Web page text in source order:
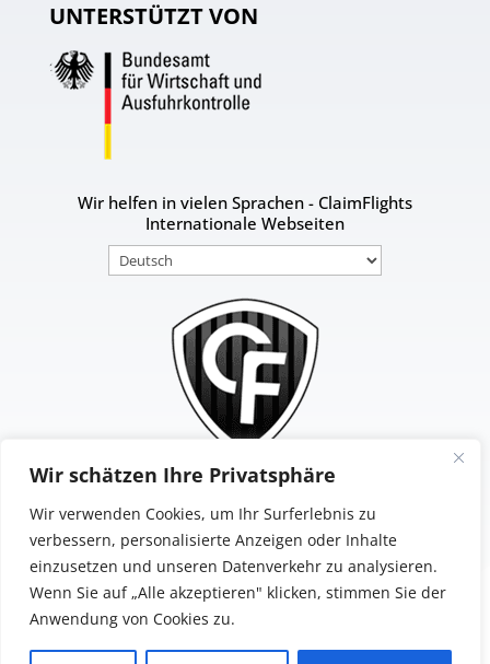
Wir schätzen Ihre Privatsphäre
Wir verwenden Cookies, um Ihr Surferlebnis zu
verbessern, personalisierte Anzeigen oder Inhalte
einzusetzen und unseren Datenverkehr zu analysieren.
Wenn Sie auf „Alle akzeptieren" klicken, stimmen Sie der
Anwendung von Cookies zu.
UNTERSTÜTZT VON
Wir helfen in vielen Sprachen - ClaimFlights
Internationale Webseiten
Sprache
auswählen
Kontaktieren Sie uns
Datenschutz
Impressum